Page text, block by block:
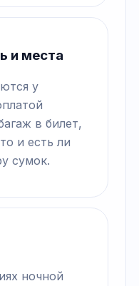
и места
у
в билет,
и есть ли
сумок.
ночной